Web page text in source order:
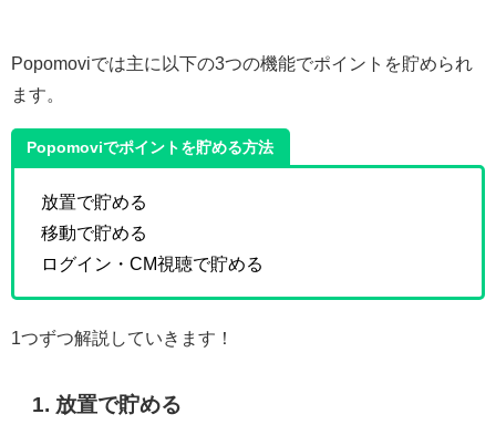
Popomoviでは主に以下の3つの機能でポイントを貯められ
ます。
Popomoviでポイントを貯める方法
放置で貯める
移動で貯める
ログイン・CM視聴で貯める
1つずつ解説していきます！
1. 放置で貯める